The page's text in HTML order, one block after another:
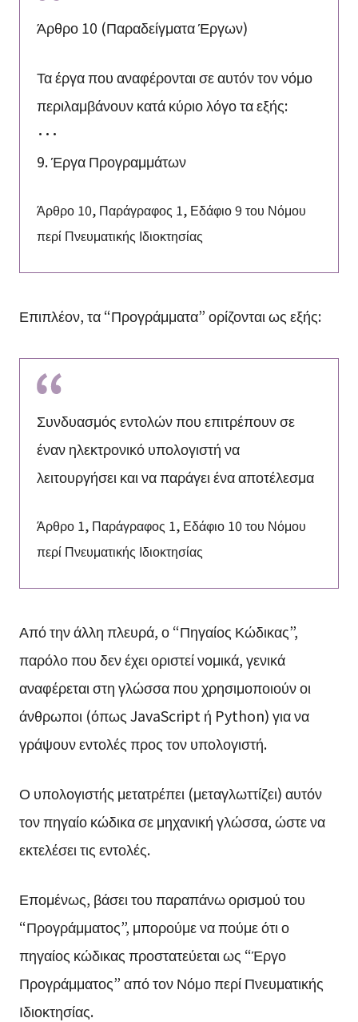
Άρθρο 10 (Παραδείγματα Έργων)
Τα έργα που αναφέρονται σε αυτόν τον νόμο
περιλαμβάνουν κατά κύριο λόγο τα εξής:
･･･
9. Έργα Προγραμμάτων
Άρθρο 10, Παράγραφος 1, Εδάφιο 9 του Νόμου
περί Πνευματικής Ιδιοκτησίας
Επιπλέον, τα “Προγράμματα” ορίζονται ως εξής:
Συνδυασμός εντολών που επιτρέπουν σε
έναν ηλεκτρονικό υπολογιστή να
λειτουργήσει και να παράγει ένα αποτέλεσμα
Άρθρο 1, Παράγραφος 1, Εδάφιο 10 του Νόμου
περί Πνευματικής Ιδιοκτησίας
Από την άλλη πλευρά, ο “Πηγαίος Κώδικας”,
παρόλο που δεν έχει οριστεί νομικά, γενικά
αναφέρεται στη γλώσσα που χρησιμοποιούν οι
άνθρωποι (όπως JavaScript ή Python) για να
γράψουν εντολές προς τον υπολογιστή.
Ο υπολογιστής μετατρέπει (μεταγλωττίζει) αυτόν
τον πηγαίο κώδικα σε μηχανική γλώσσα, ώστε να
εκτελέσει τις εντολές.
Επομένως, βάσει του παραπάνω ορισμού του
“Προγράμματος”, μπορούμε να πούμε ότι ο
πηγαίος κώδικας προστατεύεται ως “Έργο
Προγράμματος” από τον Νόμο περί Πνευματικής
Ιδιοκτησίας.